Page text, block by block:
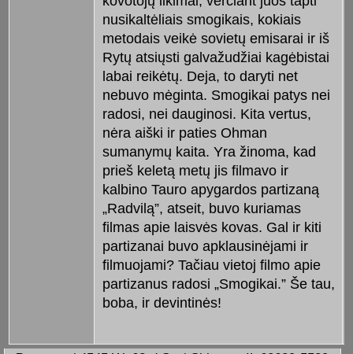
nusikaltėliais smogikais, kokiais
metodais veikė sovietų emisarai ir iš
Rytų atsiųsti galvažudžiai kagėbistai
labai reikėtų. Deja, to daryti net
nebuvo mėginta. Smogikai patys nei
radosi, nei dauginosi. Kita vertus,
nėra aiški ir paties Ohman
sumanymų kaita. Yra žinoma, kad
prieš keletą metų jis filmavo ir
kalbino Tauro apygardos partizaną
„Radvilą”, atseit, buvo kuriamas
filmas apie laisvės kovas. Gal ir kiti
partizanai buvo apklausinėjami ir
filmuojami? Tačiau vietoj filmo apie
partizanus radosi „Smogikai.” Še tau,
boba, ir devintinės!